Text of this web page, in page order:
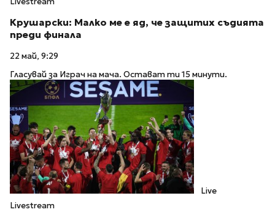
Крушарски: Малко ме е яд, че защитих съдията
преди финала
22 май, 9:29
Гласувай за Играч на мача. Остават ти 15 минути.
Live
Livestream